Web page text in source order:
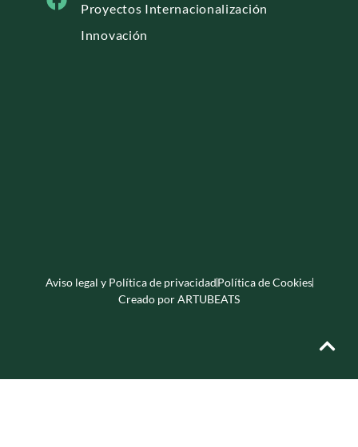
Proyectos Internacionalización
Innovación
Aviso legal y Política de privacidadPolítica de Cookies
Creado por ARTUBEATS